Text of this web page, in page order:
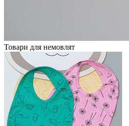
Товари для немовлят